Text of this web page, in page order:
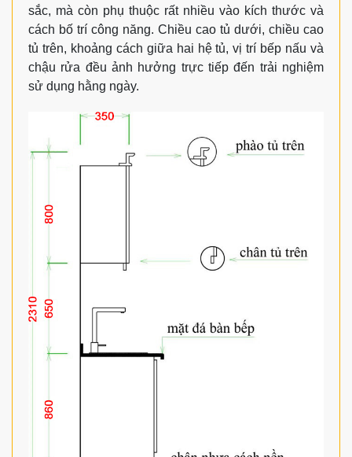
sắc, mà còn phụ thuộc rất nhiều vào kích thước và
cách bố trí công năng. Chiều cao tủ dưới, chiều cao
tủ trên, khoảng cách giữa hai hệ tủ, vị trí bếp nấu và
chậu rửa đều ảnh hưởng trực tiếp đến trải nghiệm
sử dụng hằng ngày.